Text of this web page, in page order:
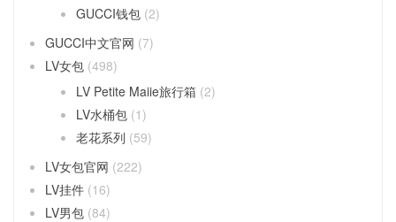
GUCCI钱包 (2)
GUCCI中文官网 (7)
LV女包 (498)
LV Petite Maiie旅行箱 (2)
LV水桶包 (1)
老花系列 (59)
LV女包官网 (222)
LV挂件 (16)
LV男包 (84)